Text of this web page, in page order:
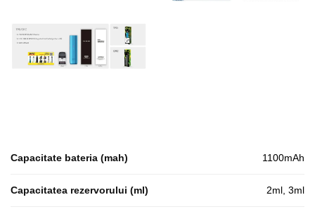
Capacitate bateria (mah) 1100mAh
Capacitatea rezervorului (ml) 2ml, 3ml